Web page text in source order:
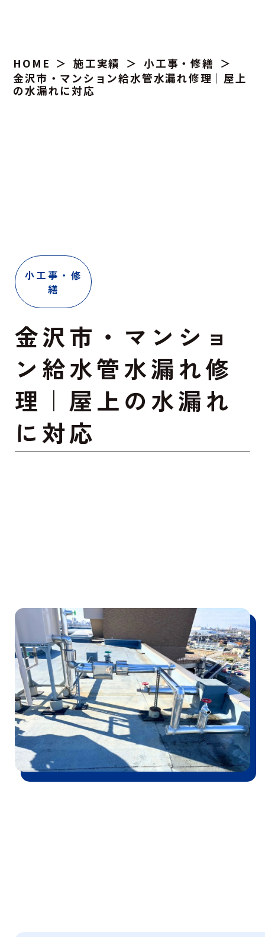
HOME 施工実績
小工事・修繕
金沢市・マンション給水管水漏れ修理｜屋上
の水漏れに対応
小工事・修
繕
金沢市・マンショ
ン給水管水漏れ修
理｜屋上の水漏れ
に対応